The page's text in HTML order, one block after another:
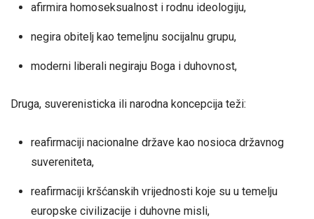
afirmira homoseksualnost i rodnu ideologiju,
negira obitelj kao temeljnu socijalnu grupu,
moderni liberali negiraju Boga i duhovnost,
Druga, suverenisticka ili narodna koncepcija teži:
reafirmaciji nacionalne države kao nosioca državnog
suvereniteta,
reafirmaciji kršćanskih vrijednosti koje su u temelju
europske civilizacije i duhovne misli,